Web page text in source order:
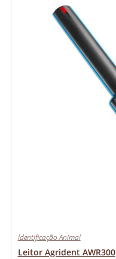
Identificação Animal
Leitor Agrident AWR300